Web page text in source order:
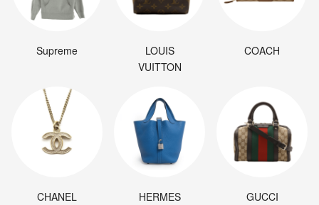
Supreme
LOUIS
VUITTON
COACH
CHANEL HERMES GUCCI